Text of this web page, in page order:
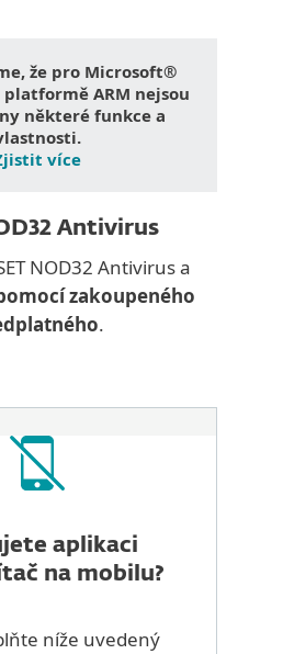
že pro Microsoft®
ARM nejsou
některé funkce a
více
Antivirus
NOD32 Antivirus a
zakoupeného
.
aplikaci
na mobilu?
níže uvedený